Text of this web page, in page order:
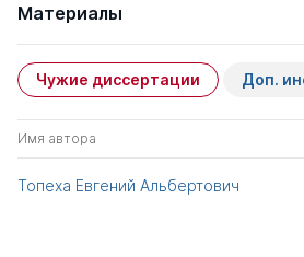
Материалы
Чужие диссертации Доп.
Имя автора
Топеха Евгений Альбертович